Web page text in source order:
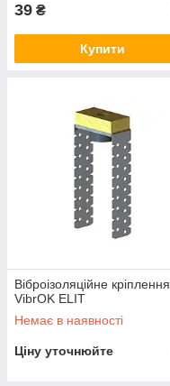
39 ₴
Купити
Віброізоляційне кріплення
VibrOK ELIT
Немає в наявності
Ціну уточнюйте